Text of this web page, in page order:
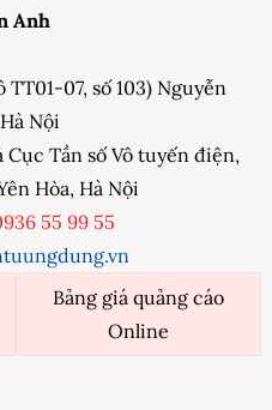
Anh
07, số 103) Nguyễn
Nội
Cục Tần số Vô tuyến điện,
Hòa, Hà Nội
55 99 55
Bảng giá quảng cáo
Online